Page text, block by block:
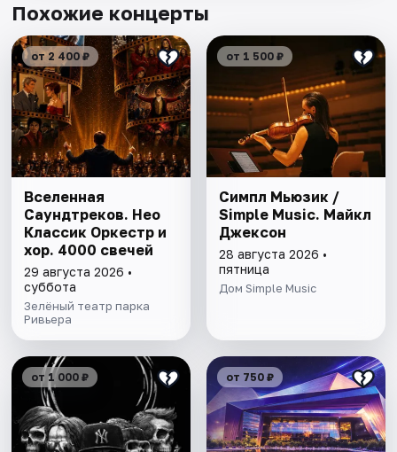
Похожие концерты
от 2 400 ₽
Вселенная
Саундтреков. Нео
Классик Оркестр и
хор. 4000 свечей
29 августа 2026 •
суббота
Зелёный театр парка
Ривьера
от 1 500 ₽
Симпл Мьюзик /
Simple Music. Майкл
Джексон
28 августа 2026 •
пятница
Дом Simple Music
от 1 000 ₽ от 750 ₽